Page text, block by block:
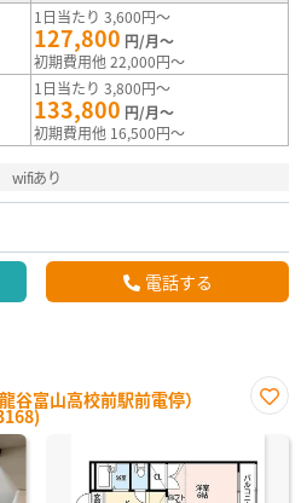
1日当たり 3,600円～
127,800 円/月～
初期費用他 22,000円～
1日当たり 3,800円～
133,800 円/月～
初期費用他 16,500円～
wifiあり
電話する
谷富山高校前駅前電停）
に入
り登